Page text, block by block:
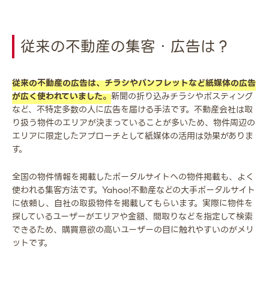
従来の不動産の集客・広告は？
従来の不動産の広告は、チラシやパンフレットなど紙媒体の広告
が広く使われていました。新聞の折り込みチラシやポスティング
など、不特定多数の人に広告を届ける手法です。不動産会社は取
り扱う物件のエリアが決まっていることが多いため、物件周辺の
エリアに限定したアプローチとして紙媒体の活用は効果がありま
す。
全国の物件情報を掲載したポータルサイトへの物件掲載も、よく
使われる集客方法です。Yahoo!不動産などの大手ポータルサイト
に依頼し、自社の取扱物件を掲載してもらいます。実際に物件を
探しているユーザーがエリアや金額、間取りなどを指定して検索
できるため、購買意欲の高いユーザーの目に触れやすいのがメリ
ットです。